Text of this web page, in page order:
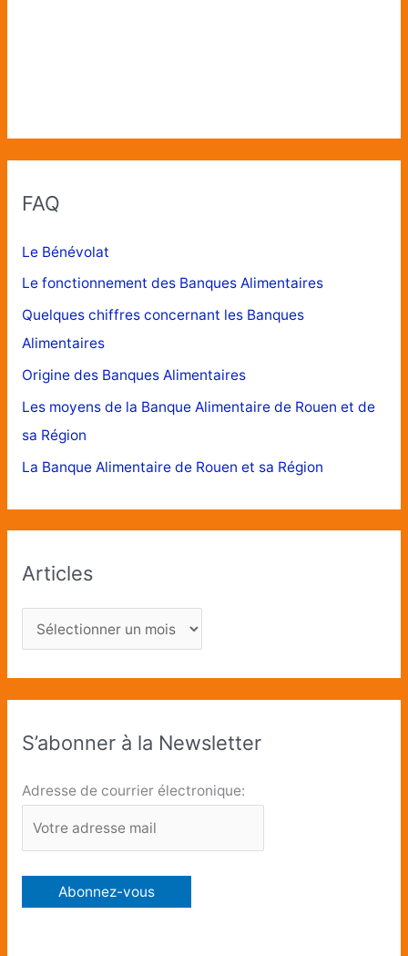
FAQ
Le Bénévolat
Le fonctionnement des Banques Alimentaires
Quelques chiffres concernant les Banques
Alimentaires
Origine des Banques Alimentaires
Les moyens de la Banque Alimentaire de Rouen et de
sa Région
La Banque Alimentaire de Rouen et sa Région
Articles
S’abonner à la Newsletter
Adresse de courrier électronique: